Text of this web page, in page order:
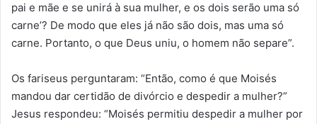
pai e mãe e se unirá à sua mulher, e os dois serão uma só
carne’? De modo que eles já não são dois, mas uma só
carne. Portanto, o que Deus uniu, o homem não separe”.
Os fariseus perguntaram: “Então, como é que Moisés
mandou dar certidão de divórcio e despedir a mulher?”
Jesus respondeu: “Moisés permitiu despedir a mulher por